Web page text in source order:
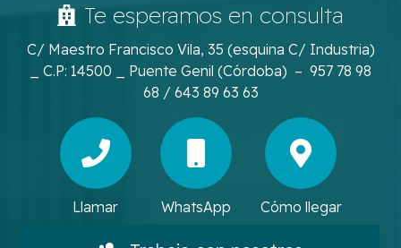
Te esperamos en consulta
C/ Maestro Francisco Vila, 35 (esquina C/ Industria)
_ C.P: 14500 _ Puente Genil (Córdoba) – 957 78 98
68 / 643 89 63 63
Llamar WhatsApp Cómo llegar